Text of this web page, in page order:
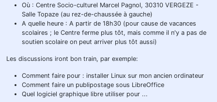
Où : Centre Socio-culturel Marcel Pagnol, 30310 VERGEZE -
Salle Topaze (au rez-de-chaussée à gauche)
A quelle heure : A partir de 18h30 (pour cause de vacances
scolaires ; le Centre ferme plus tôt, mais comme il n'y a pas de
soutien scolaire on peut arriver plus tôt aussi)
Les discussions iront bon train, par exemple:
Comment faire pour : installer Linux sur mon ancien ordinateur
Comment faire un publipostage sous LibreOffice
Quel logiciel graphique libre utiliser pour ...